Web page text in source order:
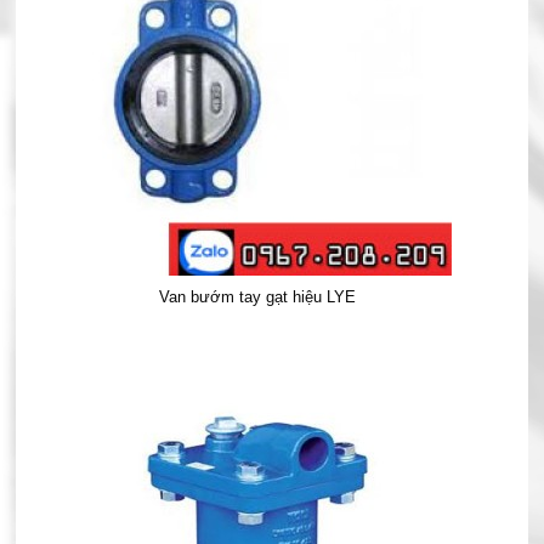
Van bướm tay gạt hiệu LYE